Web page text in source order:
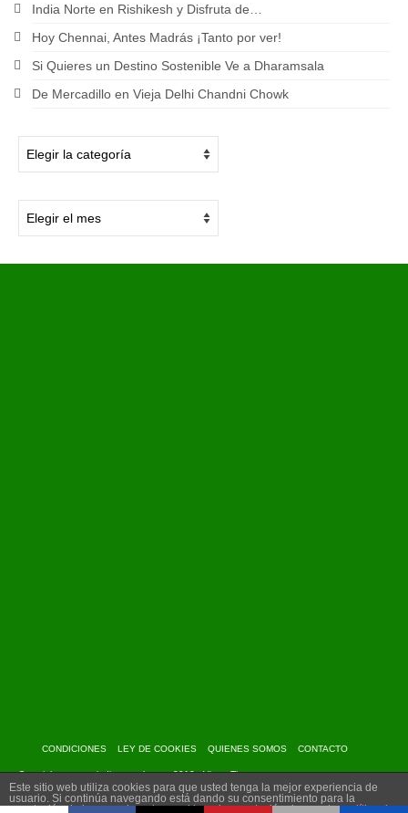
India Norte en Rishikesh y Disfruta de…
Hoy Chennai, Antes Madrás ¡Tanto por ver!
Si Quieres un Destino Sostenible Ve a Dharamsala
De Mercadillo en Vieja Delhi Chandni Chowk
CONDICIONES LEY DE COOKIES QUIENES SOMOS CONTACTO
Copyright: www.myindiantravel.com - 2013 - Virtue Theme
Este sitio web utiliza cookies para que usted tenga la mejor experiencia de
usuario. Si continúa navegando está dando su consentimiento para la
aceptación de las mencionadas cookies y la aceptación de nuestrapolítica de